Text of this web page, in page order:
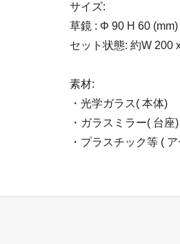
サイズ:
草鏡 : Φ 90 H 60 (mm)
セット状態: 約W 200
素材:
・光学ガラス( 本体)
・ガラスミラー( 台座)
・プラスチック等 (